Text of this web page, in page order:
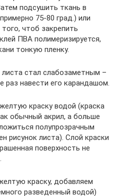
подсушить ткань в
75-80 град.) или
чтоб закрепить
ПВА полимеризируется,
тонкую пленку.
листа стал слабозаметным –
навести его карандашом.
краску водой (краска
обычный акрил, а больше
полупрозрачным
рисунок листа). Слой краски
поверхность не
краску, добавляем
разведенный водой)